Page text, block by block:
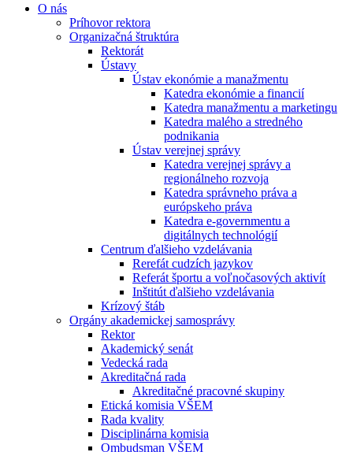
O nás
Príhovor rektora
Organizačná štruktúra
Rektorát
Ústavy
Ústav ekonómie a manažmentu
Katedra ekonómie a financií
Katedra manažmentu a marketingu
Katedra malého a stredného
podnikania
Ústav verejnej správy
Katedra verejnej správy a
regionálneho rozvoja
Katedra správneho práva a
európskeho práva
Katedra e-governmentu a
digitálnych technológií
Centrum ďalšieho vzdelávania
Rerefát cudzích jazykov
Referát športu a voľnočasových aktivít
Inštitút ďalšieho vzdelávania
Krízový štáb
Orgány akademickej samosprávy
Rektor
Akademický senát
Vedecká rada
Akreditačná rada
Akreditačné pracovné skupiny
Etická komisia VŠEM
Rada kvality
Disciplinárna komisia
Ombudsman VŠEM